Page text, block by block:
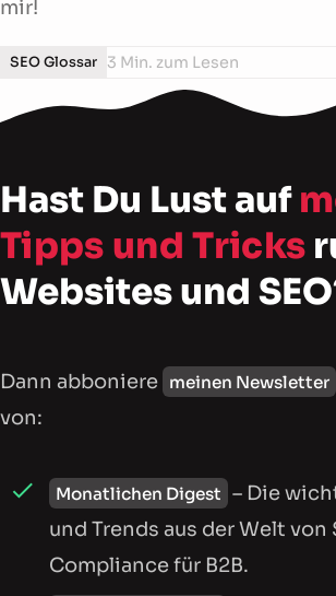
mir!
SEO Glossar 3 Min. zum Lesen
Hast Du Lust auf
Tipps und Tricks
Websites und
Dann abboniere meinen Newsletter
von:
Monatlichen Digest – Die
und Trends aus der Welt von
Compliance für B2B.